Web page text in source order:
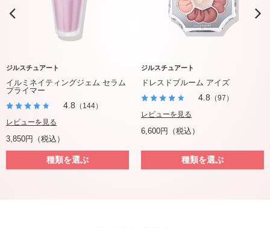
ジルスチュアート
イルミネイティングジェム セラム
プライマー
4.8 （144）
レビューを見る
3,850円（税込）
種類を選ぶ
ジルスチュアート
ドレスドブルーム アイズ
4.8 （97）
レビューを見る
6,600円（税込）
種類を選ぶ